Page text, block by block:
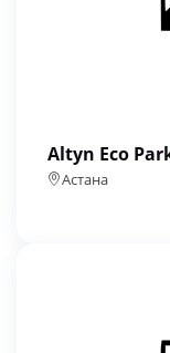
Altyn Eco
Астана